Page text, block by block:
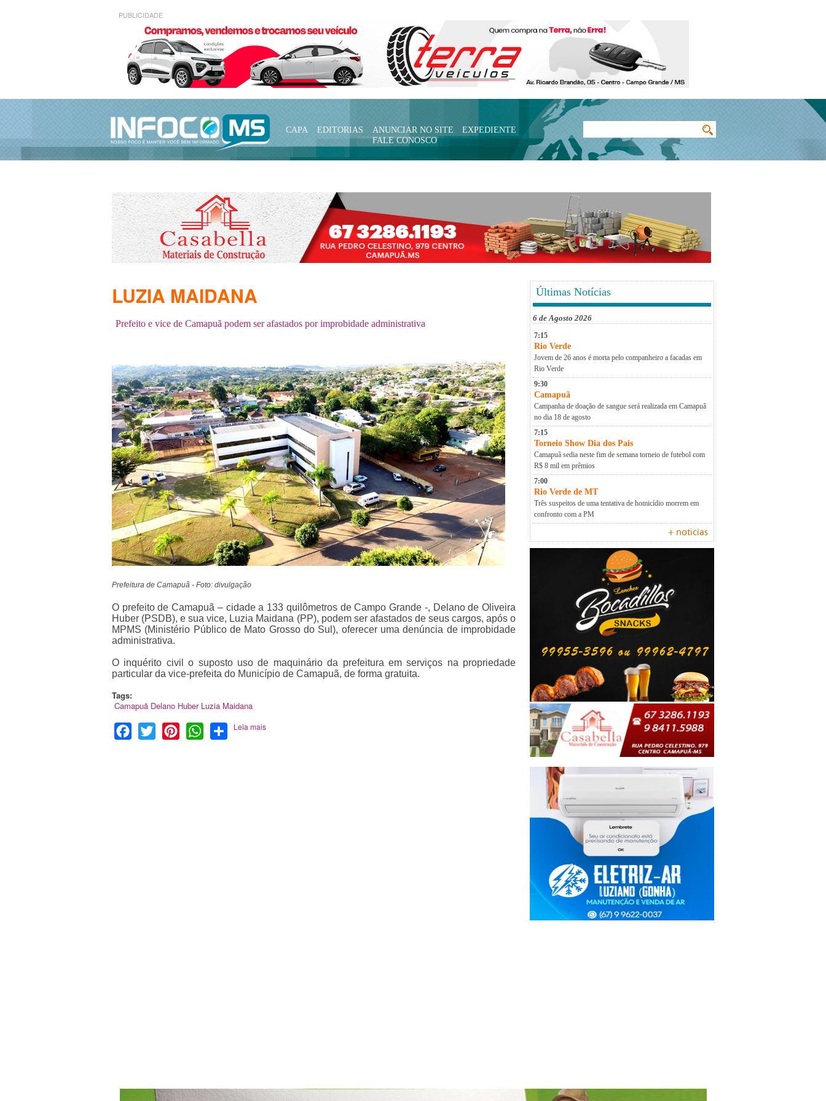
PUBLICIDADE
CAPA EDITORIAS ANUNCIAR NO SITE
EXPEDIENTE
FALE CONOSCO
Últimas Notícias
6 de Agosto 2026
7:15
Rio Verde
Jovem de 26 anos é morta pelo companheiro a facadas em
Rio Verde
9:30
Camapuã
Campanha de doação de sangue será realizada em Camapuã
no dia 18 de agosto
7:15
Torneio Show Dia dos Pais
Camapuã sedia neste fim de semana torneio de futebol com
R$ 8 mil em prêmios
7:00
Rio Verde de MT
Três suspeitos de uma tentativa de homicídio morrem em
confronto com a PM
+ noticias
LUZIA MAIDANA
Prefeito e vice de Camapuã podem ser afastados por improbidade administrativa
Prefeitura de Camapuã - Foto: divulgação
O prefeito de Camapuã – cidade a 133 quilômetros de Campo Grande -, Delano de Oliveira
Huber (PSDB), e sua vice, Luzia Maidana (PP), podem ser afastados de seus cargos, após o
MPMS (Ministério Público de Mato Grosso do Sul), oferecer uma denúncia de improbidade
administrativa.
O inquérito civil o suposto uso de maquinário da prefeitura em serviços na propriedade
particular da vice-prefeita do Município de Camapuã, de forma gratuita.
Tags:
Camapuã Delano Huber Luzia Maidana
Facebook
Twitter PinterestWhatsApp
Share
Leia mais